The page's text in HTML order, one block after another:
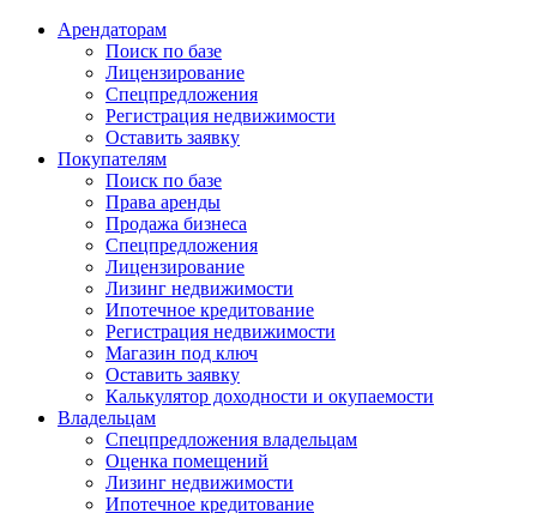
Арендаторам
Поиск по базе
Лицензирование
Спецпредложения
Регистрация недвижимости
Оставить заявку
Покупателям
Поиск по базе
Права аренды
Продажа бизнеса
Спецпредложения
Лицензирование
Лизинг недвижимости
Ипотечное кредитование
Регистрация недвижимости
Магазин под ключ
Оставить заявку
Калькулятор доходности и окупаемости
Владельцам
Спецпредложения владельцам
Оценка помещений
Лизинг недвижимости
Ипотечное кредитование